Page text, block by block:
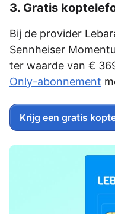
3. Gratis
Bij de provider
Sennheiser
ter waarde van €
Only-abonnement
Krijg een gratis